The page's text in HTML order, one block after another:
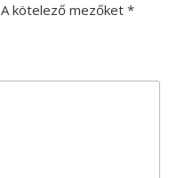
A kötelező mezőket *